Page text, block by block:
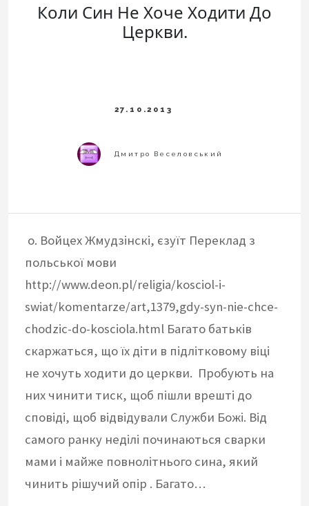
Коли Син Не Хоче Ходити До
Церкви.
о. Войцех Жмудзінскі, єзуїт Переклад з
польської мови
http://www.deon.pl/religia/kosciol-i-
swiat/komentarze/art,1379,gdy-syn-nie-chce-
chodzic-do-kosciola.html Багато батьків
скаржаться, що їх діти в підлітковому віці
не хочуть ходити до церкви. Пробують на
них чинити тиск, щоб пішли врешті до
сповіді, щоб відвідували Служби Божі. Від
самого ранку неділі починаються сварки
мами і майже повнолітнього сина, який
чинить рішучий опір . Багато…